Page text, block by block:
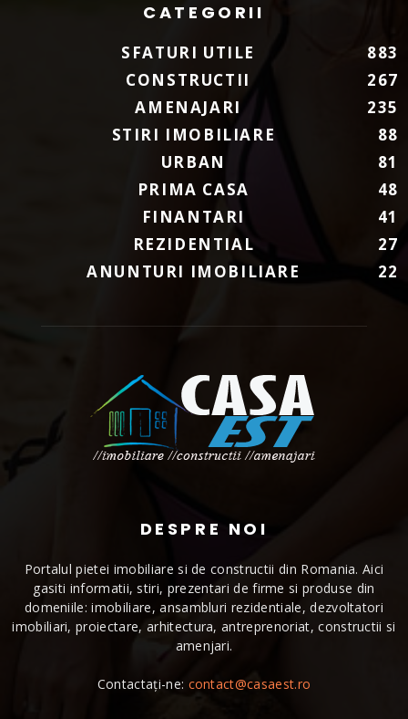
CATEGORII
SFATURI UTILE
883
CONSTRUCTII
267
AMENAJARI
235
STIRI IMOBILIARE
88
URBAN
81
PRIMA CASA
48
FINANTARI
41
REZIDENTIAL
27
ANUNTURI IMOBILIARE
22
DESPRE NOI
Portalul pietei imobiliare si de constructii din Romania. Aici
gasiti informatii, stiri, prezentari de firme si produse din
domeniile: imobiliare, ansambluri rezidentiale, dezvoltatori
imobiliari, proiectare, arhitectura, antreprenoriat, constructii si
amenjari.
Contactați-ne: contact@casaest.ro